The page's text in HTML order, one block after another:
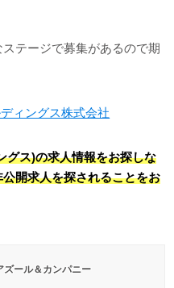
テージで募集があるので期
ィングス株式会社
グス)の求人情報をお探しな
開求人を探されることをお
ズール＆カンパニー